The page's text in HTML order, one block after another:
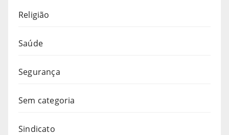
Religião
Saúde
Segurança
Sem categoria
Sindicato